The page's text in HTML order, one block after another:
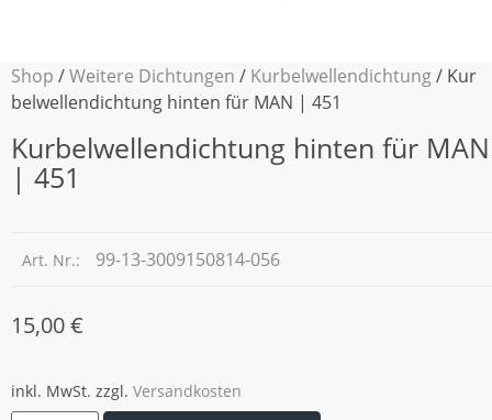
Shop /Weitere Dichtungen / Kurbelwellendichtung/ Kur
belwellendichtung hinten für MAN | 451
Kurbelwellendichtung hinten für MAN
| 451
Art. Nr.: 99-13-3009150814-056
15,00€
inkl. MwSt. zzgl. Versandkosten